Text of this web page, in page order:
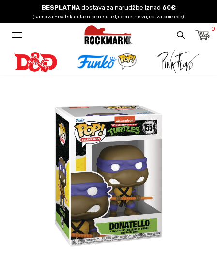
BESPLATNAdostava za narudžbe iznad 60€
(samo za Hrvatsku, ulaznice nisu uključene, ne vrijedi za pouzeće)
0